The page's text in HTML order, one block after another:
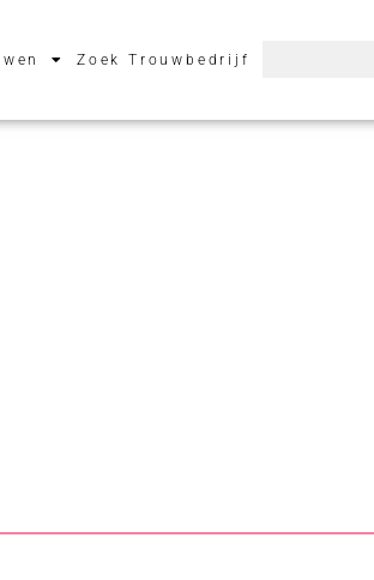
Zoek Trouwbedrijf